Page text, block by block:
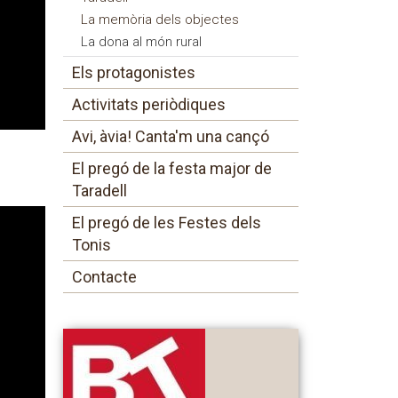
La memòria dels objectes
La dona al món rural
Els protagonistes
Activitats periòdiques
Avi, àvia! Canta'm una cançó
El pregó de la festa major de
Taradell
El pregó de les Festes dels
Tonis
Contacte